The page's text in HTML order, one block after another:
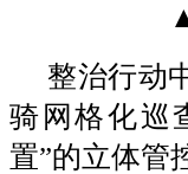
整治行动
骑网格化巡
置”的立体管